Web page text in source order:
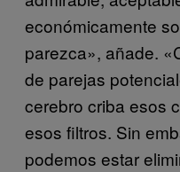
económicamente
parezca», añade.
de parejas
cerebro criba esos
esos filtros. Sin
podemos estar